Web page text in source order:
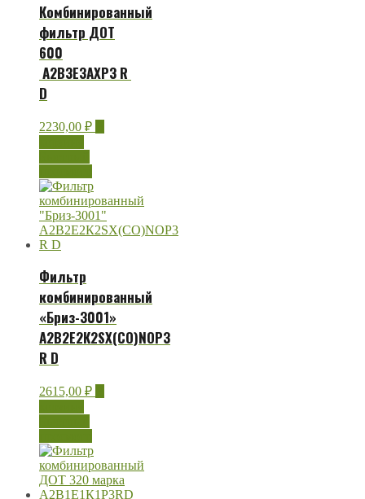
Комбинированный
фильтр ДОТ
600
А2В3Е3AXР3 R
D
2230,00 ₽
Фильтр
комбинированный
«Бриз-3001»
А2В2Е2К2SX(CO)NOP3
R D
2615,00 ₽